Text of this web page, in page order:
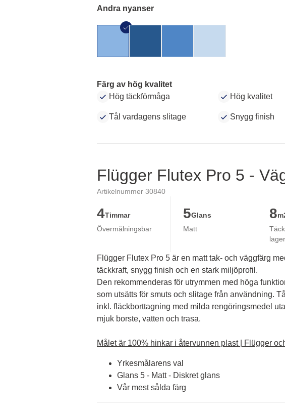
Andra nyanser
Färg av hög kvalitet
Hög täckförmåga
Hög kvalitet
Tål vardagens slitage Snygg finish
Flügger Flutex Pro 5 -
Artikelnummer 30840
4Timmar
Övermålningsbar
5Glans
Matt
8
lager
Flügger Flutex Pro 5 är en matt tak- och väggfärg
täckkraft, snygg finish och en stark miljöprofil.
Den rekommenderas för utrymmen med höga
som utsätts för smuts och slitage från användning.
inkl. fläckborttagning med milda rengöringsmedel
mjuk borste, vatten och trasa.
Målet är 100% hinkar i återvunnen plast | Flügger
Yrkesmålarens val
Glans 5 - Matt - Diskret glans
Vår mest sålda färg